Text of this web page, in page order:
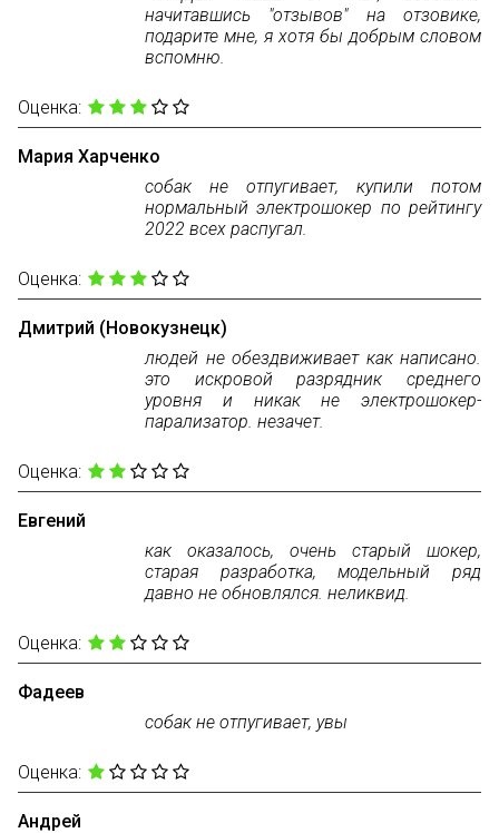
начитавшись "отзывов" на отзовике,
подарите мне, я хотя бы добрым словом
вспомню.
Оценка:
Мария Харченко
собак не отпугивает, купили потом
нормальный электрошокер по рейтингу
2022 всех распугал.
Оценка:
Дмитрий (Новокузнецк)
людей не обездвиживает как написано.
это искровой разрядник среднего
уровня и никак не электрошокер-
парализатор. незачет.
Оценка:
Евгений
как оказалось, очень старый шокер,
старая разработка, модельный ряд
давно не обновлялся. неликвид.
Оценка:
Фадеев
собак не отпугивает, увы
Оценка:
Андрей